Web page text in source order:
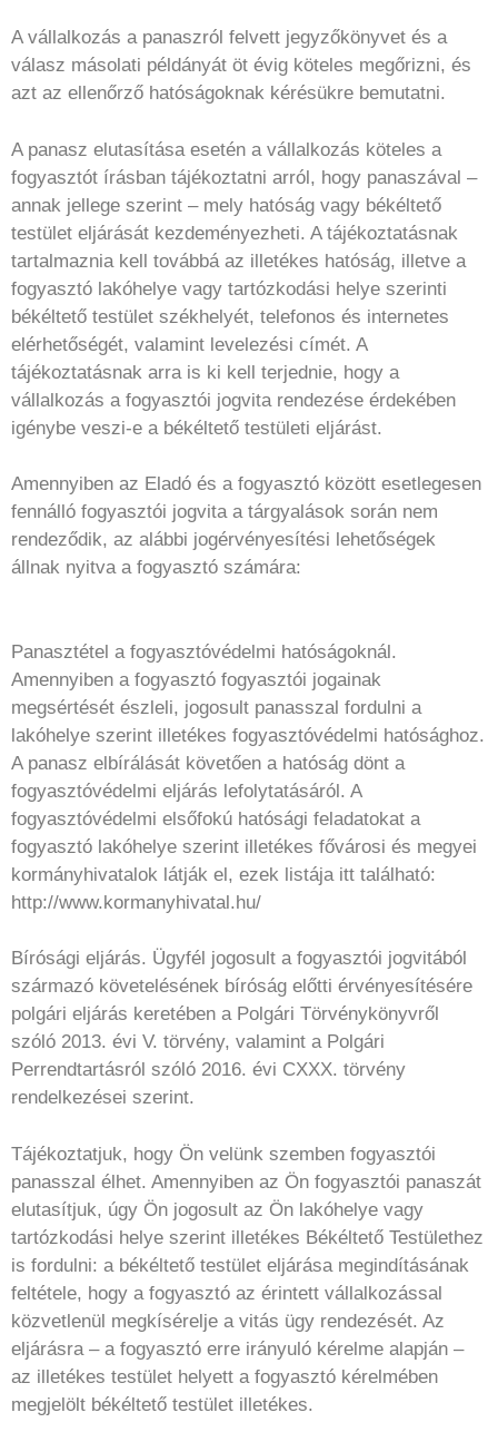
A vállalkozás a panaszról felvett jegyzőkönyvet és a
válasz másolati példányát öt évig köteles megőrizni, és
azt az ellenőrző hatóságoknak kérésükre bemutatni.
A panasz elutasítása esetén a vállalkozás köteles a
fogyasztót írásban tájékoztatni arról, hogy panaszával –
annak jellege szerint – mely hatóság vagy békéltető
testület eljárását kezdeményezheti. A tájékoztatásnak
tartalmaznia kell továbbá az illetékes hatóság, illetve a
fogyasztó lakóhelye vagy tartózkodási helye szerinti
békéltető testület székhelyét, telefonos és internetes
elérhetőségét, valamint levelezési címét. A
tájékoztatásnak arra is ki kell terjednie, hogy a
vállalkozás a fogyasztói jogvita rendezése érdekében
igénybe veszi-e a békéltető testületi eljárást.
Amennyiben az Eladó és a fogyasztó között esetlegesen
fennálló fogyasztói jogvita a tárgyalások során nem
rendeződik, az alábbi jogérvényesítési lehetőségek
állnak nyitva a fogyasztó számára:
Panasztétel a fogyasztóvédelmi hatóságoknál.
Amennyiben a fogyasztó fogyasztói jogainak
megsértését észleli, jogosult panasszal fordulni a
lakóhelye szerint illetékes fogyasztóvédelmi hatósághoz.
A panasz elbírálását követően a hatóság dönt a
fogyasztóvédelmi eljárás lefolytatásáról. A
fogyasztóvédelmi elsőfokú hatósági feladatokat a
fogyasztó lakóhelye szerint illetékes fővárosi és megyei
kormányhivatalok látják el, ezek listája itt található:
http://www.kormanyhivatal.hu/
Bírósági eljárás. Ügyfél jogosult a fogyasztói jogvitából
származó követelésének bíróság előtti érvényesítésére
polgári eljárás keretében a Polgári Törvénykönyvről
szóló 2013. évi V. törvény, valamint a Polgári
Perrendtartásról szóló 2016. évi CXXX. törvény
rendelkezései szerint.
Tájékoztatjuk, hogy Ön velünk szemben fogyasztói
panasszal élhet. Amennyiben az Ön fogyasztói panaszát
elutasítjuk, úgy Ön jogosult az Ön lakóhelye vagy
tartózkodási helye szerint illetékes Békéltető Testülethez
is fordulni: a békéltető testület eljárása megindításának
feltétele, hogy a fogyasztó az érintett vállalkozással
közvetlenül megkísérelje a vitás ügy rendezését. Az
eljárásra – a fogyasztó erre irányuló kérelme alapján –
az illetékes testület helyett a fogyasztó kérelmében
megjelölt békéltető testület illetékes.